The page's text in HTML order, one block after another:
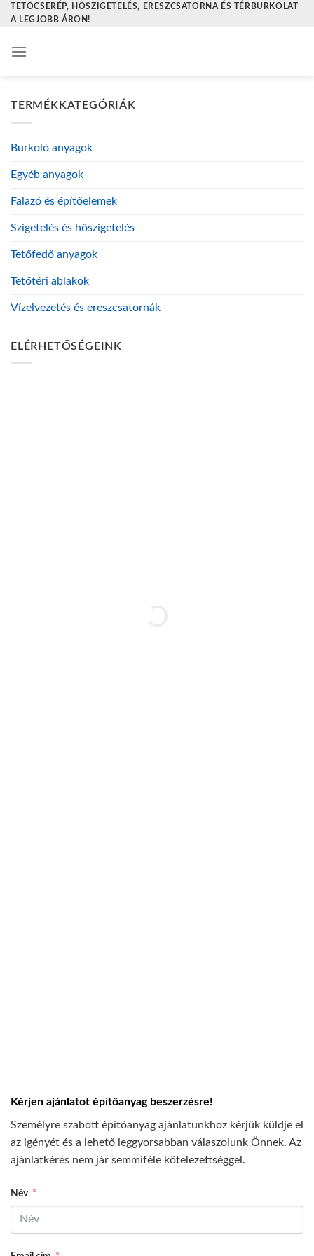
Skip
TETŐCSERÉP, HŐSZIGETELÉS, ERESZCSATORNA ÉS TÉRBURKOLAT
A LEGJOBB ÁRON!
Kérjen ajánlatot építőanyag beszerzésre!
Személyre szabott építőanyag ajánlatunkhoz kérjük küldje el
az igényét és a lehető leggyorsabban válaszolunk Önnek. Az
ajánlatkérés nem jár semmiféle kötelezettséggel.
Név
TERMÉKKATEGÓRIÁK
Burkoló anyagok
Egyéb anyagok
Falazó és építőelemek
Szigetelés és hőszigetelés
Tetőfedő anyagok
Tetőtéri ablakok
Vízelvezetés és ereszcsatornák
ELÉRHETŐSÉGEINK